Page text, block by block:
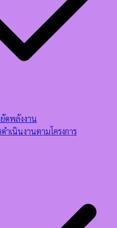
ยัดพลังงาน
ำเนินงานตามโครงการ